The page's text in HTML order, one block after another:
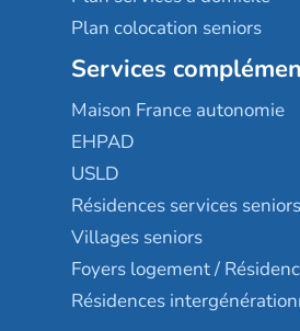
Plan colocation seniors
Services
Maison France autonomie
EHPAD
USLD
Résidences services seniors
Villages seniors
Foyers logement /
Résidences